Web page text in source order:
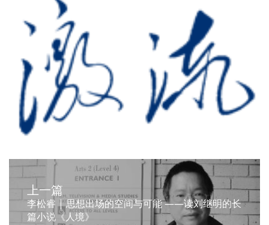
上一篇
李松睿 | 思想出场的空间与可能 ——读刘继明的长
篇小说《人境》